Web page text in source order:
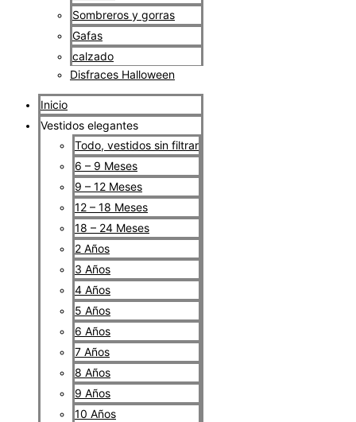
Sombreros y gorras
Gafas
calzado
Disfraces Halloween
Inicio
Vestidos elegantes
Todo, vestidos sin filtrar
6 – 9 Meses
9 – 12 Meses
12 – 18 Meses
18 – 24 Meses
2 Años
3 Años
4 Años
5 Años
6 Años
7 Años
8 Años
9 Años
10 Años